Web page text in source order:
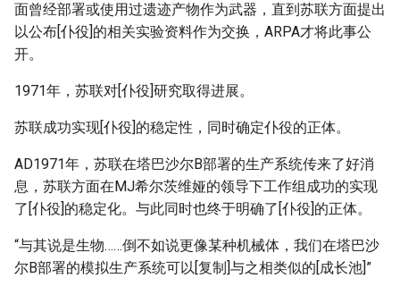
面曾经部署或使用过遗迹产物作为武器，直到苏联方面提出
以公布[仆役]的相关实验资料作为交换，ARPA才将此事公
开。
1971年，苏联对[仆役]研究取得进展。
苏联成功实现[仆役]的稳定性，同时确定仆役的正体。
AD1971年，苏联在塔巴沙尔B部署的生产系统传来了好消
息，苏联方面在MJ希尔茨维娅的领导下工作组成功的实现
了[仆役]的稳定化。与此同时也终于明确了[仆役]的正体。
“与其说是生物……倒不如说更像某种机械体，我们在塔巴沙
尔B部署的模拟生产系统可以[复制]与之相类似的[成长池]”